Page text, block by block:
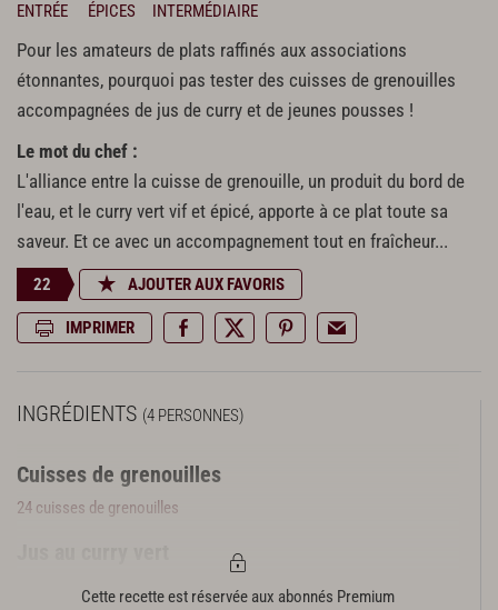
ENTRÉE
ÉPICES INTERMÉDIAIRE
Pour les amateurs de plats raffinés aux associations
étonnantes, pourquoi pas tester des cuisses de grenouilles
accompagnées de jus de curry et de jeunes pousses !
Le mot du chef :
L'alliance entre la cuisse de grenouille, un produit du bord de
l'eau, et le curry vert vif et épicé, apporte à ce plat toute sa
saveur. Et ce avec un accompagnement tout en fraîcheur...
22 AJOUTER AUX FAVORIS
IMPRIMER
INGRÉDIENTS (4 PERSONNES)
Cuisses de grenouilles
24 cuisses de grenouilles
25 g de beurre
Cette recette est réservée aux abonnés Premium